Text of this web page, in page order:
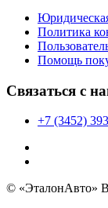
Политика
Помощь
Связаться с
+7 (3452)
© «ЭталонАвто»